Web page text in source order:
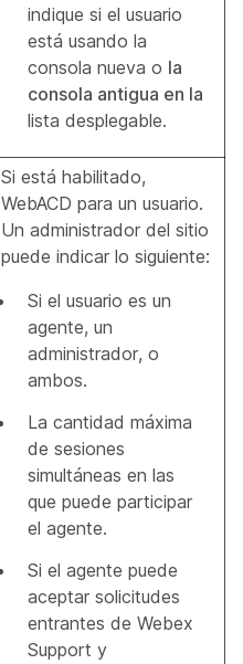
indique si el usuario
está usando la
consola nueva o la
consola antigua en la
lista desplegable.
Si está habilitado,
WebACD para un usuario.
Un administrador del sitio
puede indicar lo siguiente:
Si el usuario es un
agente, un
administrador, o
ambos.
La cantidad máxima
de sesiones
simultáneas en las
que puede participar
el agente.
Si el agente puede
aceptar solicitudes
entrantes de Webex
Support y